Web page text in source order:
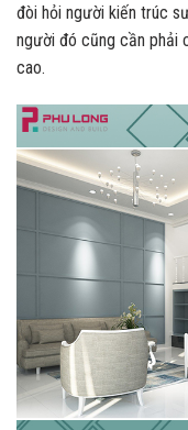
đòi hỏi người kiến trúc
người đó cũng cần phải
cao.